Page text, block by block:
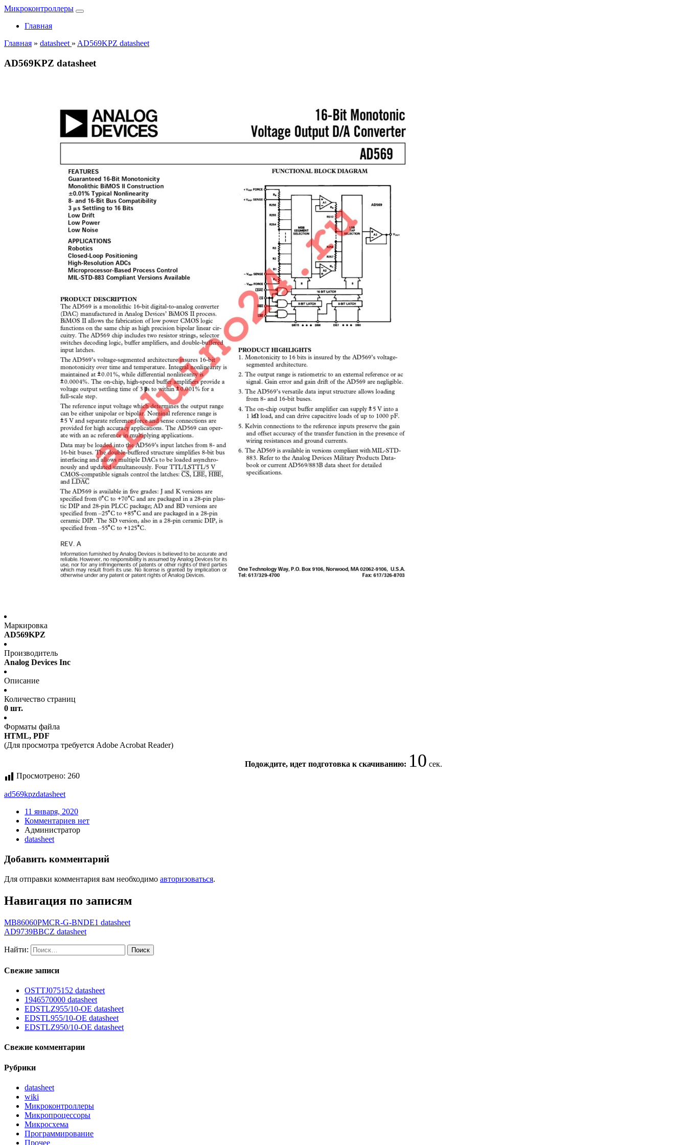
Микроконтроллеры
Главная
Главная » datasheet » AD569KPZ datasheet
AD569KPZ datasheet
Маркировка
AD569KPZ
Производитель
Analog Devices Inc
Описание
Количество страниц
0 шт.
Форматы файла
HTML, PDF
(Для просмотра требуется Adobe Acrobat Reader)
Подождите, идет подготовка к скачиванию: 10 сек.
Просмотрено: 260
ad569kpzdatasheet
11 января, 2020
Комментариев нет
Администратор
datasheet
Добавить комментарий
Для отправки комментария вам необходимо авторизоваться.
Навигация по записям
MB86060PMCR-G-BNDE1 datasheet
AD9739BBCZ datasheet
Найти:
Свежие записи
OSTTJ075152 datasheet
1946570000 datasheet
EDSTLZ955/10-OE datasheet
EDSTL955/10-OE datasheet
EDSTLZ950/10-OE datasheet
Свежие комментарии
Рубрики
datasheet
wiki
Микроконтроллеры
Микропроцессоры
Микросхема
Программирование
Прочее